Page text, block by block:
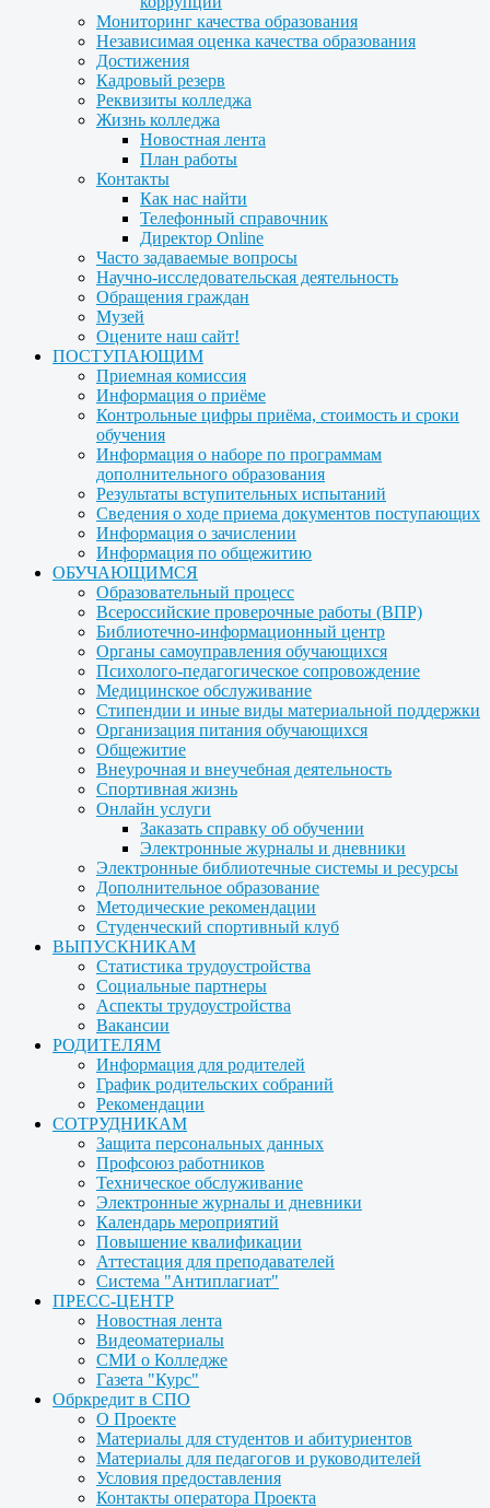
Мониторинг качества образования
Независимая оценка качества образования
Достижения
Кадровый резерв
Реквизиты колледжа
Жизнь колледжа
Новостная лента
План работы
Контакты
Как нас найти
Телефонный справочник
Директор Online
Часто задаваемые вопросы
Научно-исследовательская деятельность
Обращения граждан
Музей
Оцените наш сайт!
ПОСТУПАЮЩИМ
Приемная комиссия
Информация о приёме
Контрольные цифры приёма, стоимость и сроки
обучения
Информация о наборе по программам
дополнительного образования
Результаты вступительных испытаний
Сведения о ходе приема документов поступающих
Информация о зачислении
Информация по общежитию
ОБУЧАЮЩИМСЯ
Образовательный процесс
Всероссийские проверочные работы (ВПР)
Библиотечно-информационный центр
Органы самоуправления обучающихся
Психолого-педагогическое сопровождение
Медицинское обслуживание
Стипендии и иные виды материальной поддержки
Организация питания обучающихся
Общежитие
Внеурочная и внеучебная деятельность
Спортивная жизнь
Онлайн услуги
Заказать справку об обучении
Электронные журналы и дневники
Электронные библиотечные системы и ресурсы
Дополнительное образование
Методические рекомендации
Студенческий спортивный клуб
ВЫПУСКНИКАМ
Статистика трудоустройства
Социальные партнеры
Аспекты трудоустройства
Вакансии
РОДИТЕЛЯМ
Информация для родителей
График родительских собраний
Рекомендации
СОТРУДНИКАМ
Защита персональных данных
Профсоюз работников
Техническое обслуживание
Электронные журналы и дневники
Календарь мероприятий
Повышение квалификации
Аттестация для преподавателей
Система "Антиплагиат"
ПРЕСС-ЦЕНТР
Новостная лента
Видеоматериалы
СМИ о Колледже
Газета "Курс"
Обркредит в СПО
О Проекте
Материалы для студентов и абитуриентов
Материалы для педагогов и руководителей
Условия предоставления
Контакты оператора Проекта